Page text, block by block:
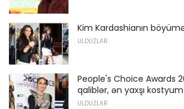
Kim Kardashianın
ULDUZLAR
People's Choice Awards
qaliblər, ən yaxşı kostyum
ULDUZLAR